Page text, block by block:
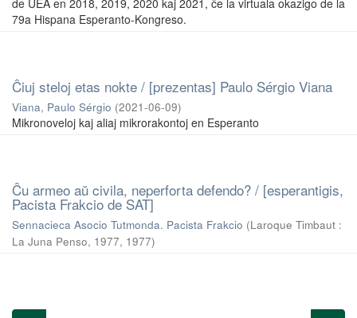
79a Hispana Esperanto-Kongreso.
Ĉiuj steloj etas nokte / [prezentas] Paulo Sérgio Viana
Viana, Paulo Sérgio (2021-06-09)
Mikronoveloj kaj aliaj mikrorakontoj en Esperanto
Ĉu armeo aŭ civila, neperforta defendo? / [esperantigis,
Pacista Frakcio de SAT]
Sennacieca Asocio Tutmonda. Pacista Frakcio (Laroque Timbaut :
La Juna Penso, 1977, 1977)